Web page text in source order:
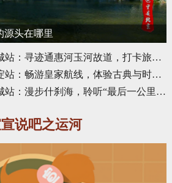
源头在哪里
迹通惠河玉河故道，打卡旅游胜地南锣鼓巷
皇家航线，体验古典与时尚碰撞的“颐式生活”
漫步什刹海，聆听“最后一公里”贯通的故事
说吧之运河